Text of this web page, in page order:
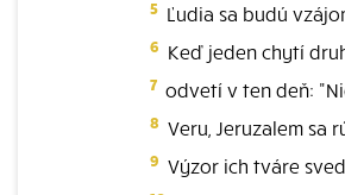
5 Ľudia sa budú
6 Keď jeden chytí
7 odvetí v ten deň:
8 Veru, Jeruzalem sa
9 Výzor ich tváre